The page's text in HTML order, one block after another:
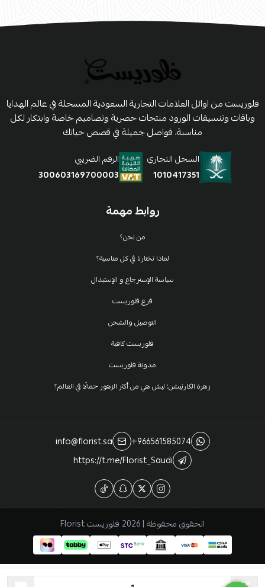
روابط مهمة
من نحن؟
لماذا تختارنا في كل مناسبة؟
سياسة الإسترجاع و الإستبدال
فرع فلوريست
التوصيل والشحن
فلوريست كافية
مدونة فلوريست
زهرة الكارنيشن: ليش هي من أكثر الزهور جمالًا في العالم؟
فلوريست من اوائل العلامات التجارية السعودية المسجلة في عالم الهدايا
وباقات وتنسيقات الورود منتجات حصرية وتصاميم خاصة وابتكار لكل
مناسبة، فواصل جميلة في قصص حياتك
السجل التجاري
1010417351
الرقم الضريبي
300603169700003
+966561585074
info@florist.sa
https://t.me/Florist_Saudi
الحقوق محفوظة | 2026 فلوريست Florist